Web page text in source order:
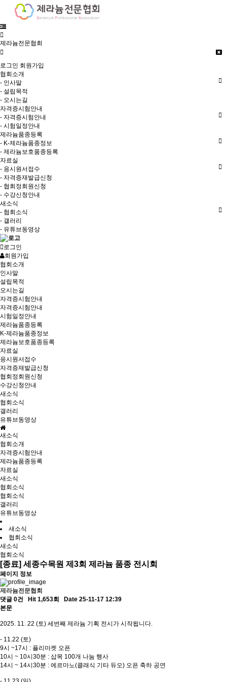
제라늄전문협회
로그인 회원가입
협회소개
- 인사말
- 설립목적
- 오시는길
자격증시험안내
- 자격증시험안내
- 시험일정안내
제라늄품종등록
- K-제라늄품종정보
- 제라늄보호품종등록
자료실
- 응시원서접수
- 자격증재발급신청
- 협회정회원신청
- 수강신청안내
새소식
- 협회소식
- 갤러리
- 유튜브동영상
로그인
회원가입
협회소개
인사말
설립목적
오시는길
자격증시험안내
자격증시험안내
시험일정안내
제라늄품종등록
K-제라늄품종정보
제라늄보호품종등록
자료실
응시원서접수
자격증재발급신청
협회정회원신청
수강신청안내
새소식
협회소식
갤러리
유튜브동영상
새소식
협회소개
자격증시험안내
제라늄품종등록
자료실
새소식
협회소식
협회소식
갤러리
유튜브동영상
새소식
협회소식
새소식
협회소식
[종료] 세종수목원 제3회 제라늄 품종 전시회
페이지 정보
제라늄전문협회
댓글 0건
Hit 1,653회
Date 25-11-17 12:39
본문
2025. 11. 22 (토) 세번째 제라늄 기획 전시가 시작됩니다.
- 11.22 (토)
9시 ~17시 : 플리마켓 오픈
10시 ~ 10시30분 : 삽목 100개 나눔 행사
14시 ~ 14시30분 : 에르마노(클래식 기타 듀오) 오픈 축하 공연